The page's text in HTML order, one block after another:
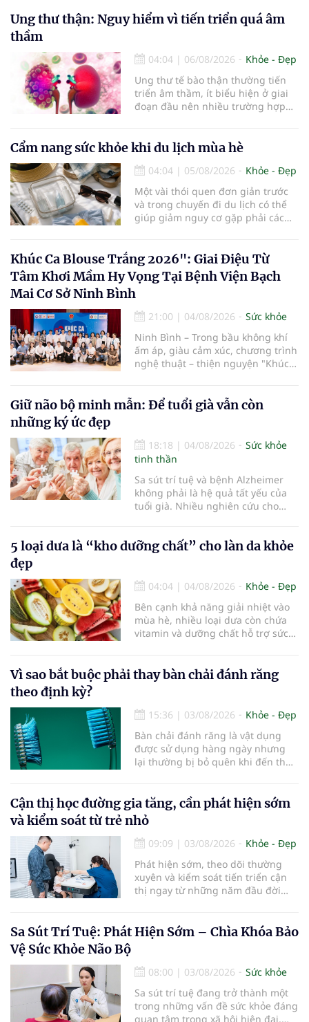
sắc quy mô, khác biệt và tiên
lĩnh, Văn hóa và Công nghệ số
Ung thư thận: Nguy hiểm vì tiến triển quá âm
thầm
04:04 | 06/08/2026
Khỏe - Đẹp
Ung thư tế bào thận thường tiến
triển âm thầm, ít biểu hiện ở giai
đoạn đầu nên nhiều trường hợp
Trường hợp một bệnh nhân 79 tuổi
có khối u tăng gấp đôi kích thước
chỉ sau 4 tháng theo dõi là lời cảnh
báo về sự cần thiết của việc khám
sức khỏe định kỳ, đặc biệt ở người
cao tuổi.
Cẩm nang sức khỏe khi du lịch mùa hè
04:04 | 05/08/2026
Khỏe - Đẹp
Một vài thói quen đơn giản trước
và trong chuyến đi du lịch có thể
giúp giảm nguy cơ gặp phải các
Khúc Ca Blouse Trắng 2026": Giai Điệu Từ
Tâm Khơi Mầm Hy Vọng Tại Bệnh Viện Bạch
Mai Cơ Sở Ninh Bình
21:00 | 04/08/2026
Sức khỏe
Ninh Bình – Trong bầu không khí
ấm áp, giàu cảm xúc, chương trình
nghệ thuật – thiện nguyện "Khúc
điểm dừng chân đầu tiên tại Bệnh
viện Bạch Mai cơ sở Ninh Bình.
Giữ não bộ minh mẫn: Để tuổi già vẫn còn
những ký ức đẹp
18:18 | 04/08/2026
Sức khỏe
tinh thần
Sa sút trí tuệ và bệnh Alzheimer
không phải là hệ quả tất yếu của
tuổi già. Nhiều nghiên cứu cho
rèn luyện trí não mỗi ngày có thể
tuổi gìn giữ trí nhớ và sống độc lập
5 loại dưa là “kho dưỡng chất” cho làn da khỏe
đẹp
04:04 | 04/08/2026
Khỏe - Đẹp
Bên cạnh khả năng giải nhiệt vào
mùa hè, nhiều loại dưa còn chứa
vitamin và dưỡng chất hỗ trợ sức
Vì sao bắt buộc phải thay bàn chải đánh răng
theo định kỳ?
15:36 | 03/08/2026
Khỏe - Đẹp
Bàn chải đánh răng là vật dụng
được sử dụng hàng ngày nhưng
lại thường bị bỏ quên khi đến thời
bàn chải quá lâu có thể làm giảm
hiệu quả làm sạch và ảnh hưởng
đến sức khỏe răng miệng...
Cận thị học đường gia tăng, cần phát hiện sớm
và kiểm soát từ trẻ nhỏ
09:09 | 03/08/2026
Khỏe - Đẹp
Phát hiện sớm, theo dõi thường
xuyên và kiểm soát tiến triển cận
thị ngay từ những năm đầu đời
trẻ. Đây cũng là định hướng của
Trung tâm Nhãn nhi và Kiểm soát
Đô đưa vào hoạt động ngày 1/8.
Sa Sút Trí Tuệ: Phát Hiện Sớm – Chìa Khóa Bảo
Vệ Sức Khỏe Não Bộ
08:00 | 03/08/2026
Sức khỏe
Sa sút trí tuệ đang trở thành một
trong những vấn đề sức khỏe đáng
quan tâm trong xã hội hiện đại,